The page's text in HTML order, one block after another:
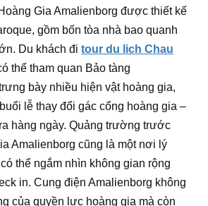
Gia Amalienborg được thiết kế
gồm bốn tòa nhà bao quanh
Du khách đi tour du lich Chau
thể tham quan Bảo tàng
bày nhiều hiện vật hoàng gia,
lễ thay đổi gác cổng hoàng gia –
hàng ngày. Quảng trường trước
Amalienborg cũng là một nơi lý
thể ngắm nhìn không gian rộng
in. Cung điện Amalienborg không
của quyền lực hoàng gia mà còn